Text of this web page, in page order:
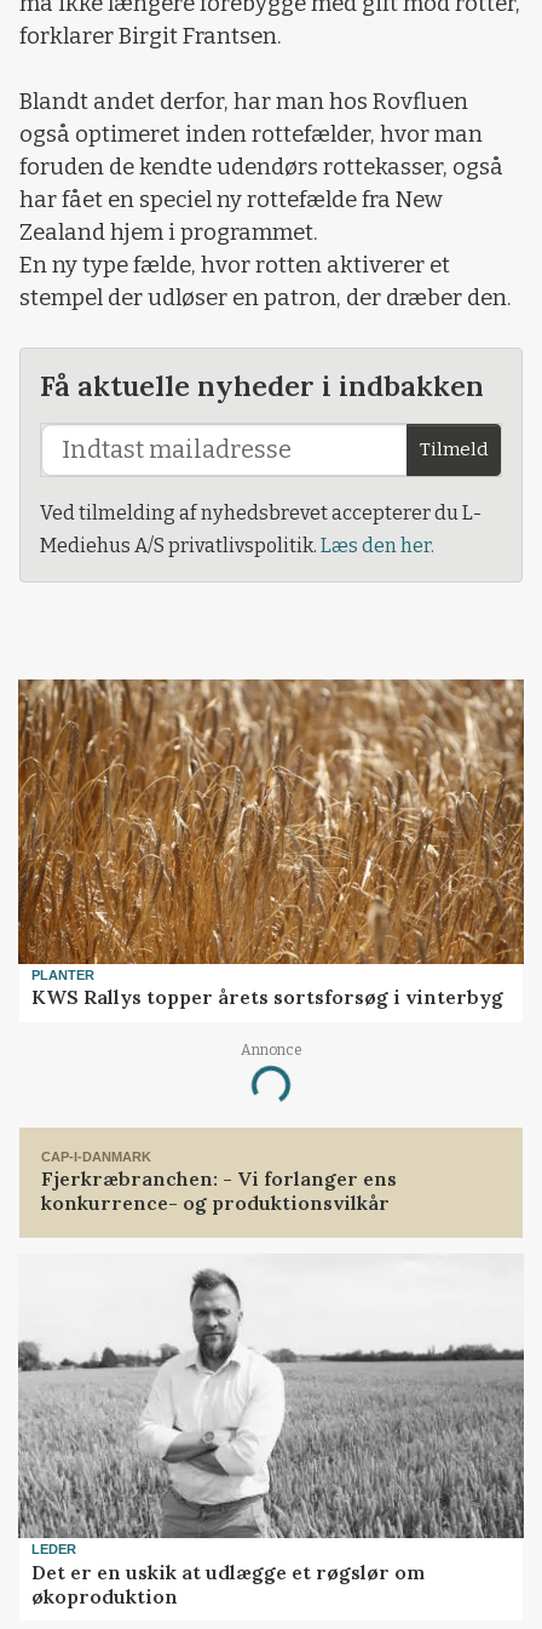
forklarer Birgit Frantsen.
Blandt andet derfor, har man hos Rovfluen
også optimeret inden rottefælder, hvor man
foruden de kendte udendørs rottekasser, også
har fået en speciel ny rottefælde fra New
Zealand hjem i programmet.
En ny type fælde, hvor rotten aktiverer et
stempel der udløser en patron, der dræber den.
Få aktuelle nyheder i indbakken
Tilmeld
Ved tilmelding af nyhedsbrevet accepterer du L-
Mediehus A/S privatlivspolitik. Læs den her.
PLANTER
KWS Rallys topper årets sortsforsøg i vinterbyg
Annonce
Loading...
CAP-I-DANMARK
Fjerkræbranchen: - Vi forlanger ens
konkurrence- og produktionsvilkår
LEDER
Det er en uskik at udlægge et røgslør om
økoproduktion